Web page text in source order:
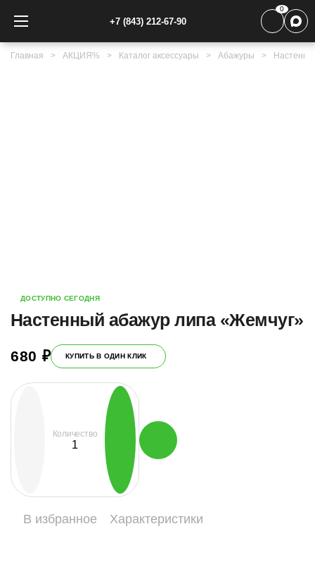
+7 (843) 212-67-90
0
Главная АКЦИЯ% Каталог аксессуары Абажуры
ДОСТУПНО СЕГОДНЯ
Настенный абажур липа «Жемчуг»
680 ₽ КУПИТЬ В ОДИН КЛИК
Количество
Количество
"Жемчуг"
В избранное Характеристики